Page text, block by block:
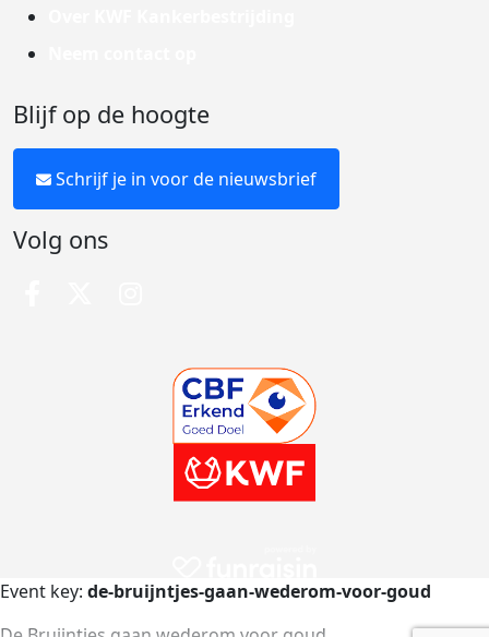
Blijf op de hoogte
Schrijf je in voor de nieuwsbrief
Volg ons
Event key: de-bruijntjes-gaan-wederom-voor-goud